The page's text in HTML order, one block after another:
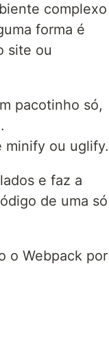
complexo
forma é
site ou
pacotinho só,
minify ou uglify.
e faz a
de uma só
o Webpack por